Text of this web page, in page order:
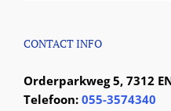
CONTACT INFO
Orderparkweg 5, 7312
Telefoon: 055-3574340